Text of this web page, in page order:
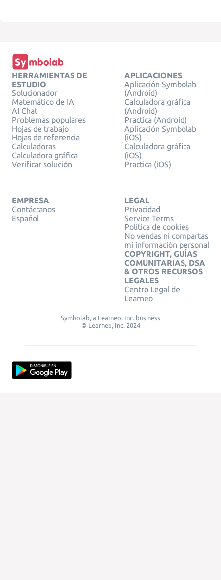
HERRAMIENTAS DE
ESTUDIO
Solucionador
Matemático de IA
AI Chat
Problemas populares
Hojas de trabajo
Hojas de referencia
Calculadoras
Calculadora gráfica
Verificar solución
APLICACIONES
Aplicación Symbolab
(Android)
Calculadora gráfica
(Android)
Practica (Android)
Aplicación Symbolab
(iOS)
Calculadora gráfica
(iOS)
Practica (iOS)
EMPRESA
Contáctanos
Español
LEGAL
Privacidad
Service Terms
Política de cookies
No vendas ni compartas
mi información personal
COPYRIGHT, GUÍAS
COMUNITARIAS, DSA
& OTROS RECURSOS
LEGALES
Centro Legal de
Learneo
Symbolab, a Learneo, Inc. business
© Learneo, Inc. 2024